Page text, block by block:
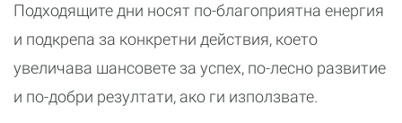
Подходящите дни носят по-благоприятна енергия
и подкрепа за конкретни действия, което
увеличава шансовете за успех, по-лесно развитие
и по-добри резултати, ако ги използвате.